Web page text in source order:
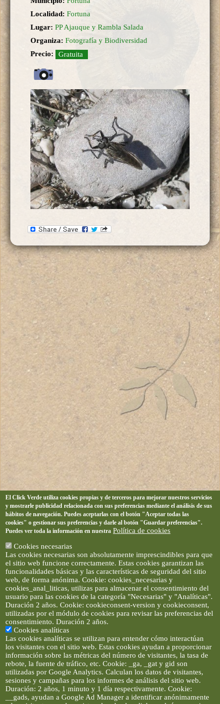
Localidad: Fortuna
Lugar: PP Ajauque y Rambla Salada
Organiza: Fotografía y Biodiversidad
Precio:
Gratuita
El Click Verde utiliza cookies propias y de terceros para mejorar nuestros servicios
y mostrarle publicidad relacionada con sus preferencias mediante el análisis de sus
hábitos de navegación. Puedes aceptarlas con el botón "Aceptar todas las
cookies" o gestionar sus preferencias y darle al botón "Guardar preferencias".
Puedes ver toda la información en nuestra Política de cookies
Cookies necesarias
Las cookies necesarias son absolutamente imprescindibles para que
el sitio web funcione correctamente. Estas cookies garantizan las
funcionalidades básicas y las características de seguridad del sitio
web, de forma anónima. Cookie: cookies_necesarias y
cookies_anal_liticas, utilizas para almacenar el consentimiento del
usuario para las cookies de la categoría "Necesarias" y "Analíticas".
Duración 2 años. Cookie: cookieconsent-version y cookieconsent,
utilizadas por el módulo de cookies para revisar las preferencias del
consentimiento. Duración 2 años.
Cookies analíticas
Las cookies analíticas se utilizan para entender cómo interactúan
los visitantes con el sitio web. Estas cookies ayudan a proporcionar
información sobre las métricas del número de visitantes, la tasa de
rebote, la fuente de tráfico, etc. Cookie: _ga, _gat y gid son
utilizadas por Google Analytics. Calculan los datos de visitantes,
sesiones y campañas para los informes de análisis del sitio web.
Duración: 2 años, 1 minuto y 1 día respectivamente. Cookie:
__gads, ayudan a Google Ad Manager a identificar anónimamente